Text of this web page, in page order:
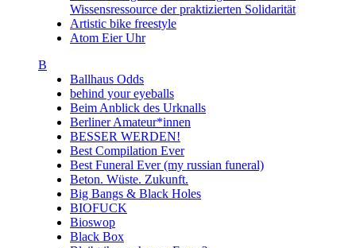
Wissensressource der praktizierten Solidarität
Artistic bike freestyle
Atom Eier Uhr
B
Ballhaus Odds
behind your eyeballs
Beim Anblick des Urknalls
Berliner Amateur*innen
BESSER WERDEN!
Best Compilation Ever
Best Funeral Ever (my russian funeral)
Beton. Wüste. Zukunft.
Big Bangs & Black Holes
BIOFUCK
Bioswop
Black Box